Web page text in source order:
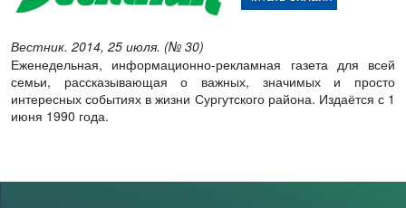
Вестник. 2014, 25 июля. (№ 30)
Еженедельная, информационно-рекламная газета для всей
семьи, рассказывающая о важных, значимых и просто
интересных событиях в жизни Сургутского района. Издаётся с 1
июня 1990 года.